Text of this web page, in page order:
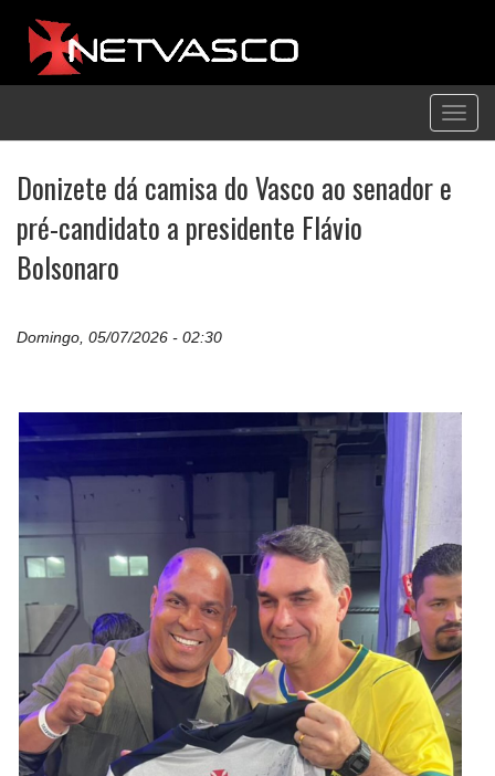
Donizete dá camisa do Vasco ao senador e
pré-candidato a presidente Flávio
Bolsonaro
Domingo, 05/07/2026 - 02:30